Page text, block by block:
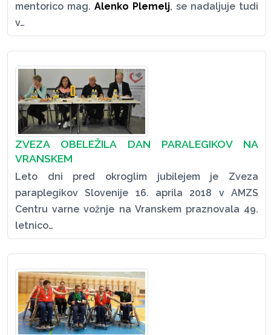
mentorico mag. Alenko Plemelj, se nadaljuje tudi
v…
ZVEZA OBELEŽILA DAN PARALEGIKOV NA
VRANSKEM
Leto dni pred okroglim jubilejem je Zveza
paraplegikov Slovenije 16. aprila 2018 v AMZS
Centru varne vožnje na Vranskem praznovala 49.
letnico…